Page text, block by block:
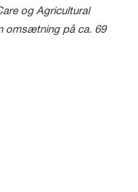
og Agricultural
omsætning på ca. 69